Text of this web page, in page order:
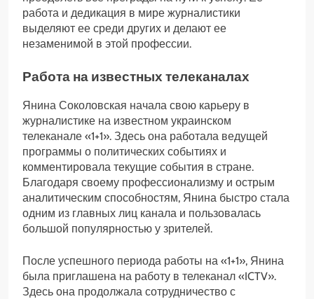
работа и дедикация в мире журналистики
выделяют ее среди других и делают ее
незаменимой в этой профессии.
Работа на известных телеканалах
Янина Соколовская начала свою карьеру в
журналистике на известном украинском
телеканале «1+1». Здесь она работала ведущей
программы о политических событиях и
комментировала текущие события в стране.
Благодаря своему профессионализму и острым
аналитическим способностям, Янина быстро стала
одним из главных лиц канала и пользовалась
большой популярностью у зрителей.
После успешного периода работы на «1+1», Янина
была приглашена на работу в телеканал «ICTV».
Здесь она продолжала сотрудничество с